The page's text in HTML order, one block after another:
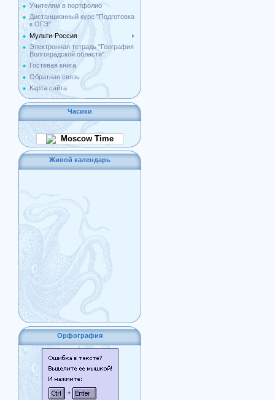
Учителям в портфолио
Дистанционный курс "Подготовка
к ОГЭ"
Мульти-Россия
Электронная тетрадь "География
Волгоградской области"
Гостевая книга
Обратная связь
Карта сайта
Часики
Moscow Time
Живой календарь
Орфография